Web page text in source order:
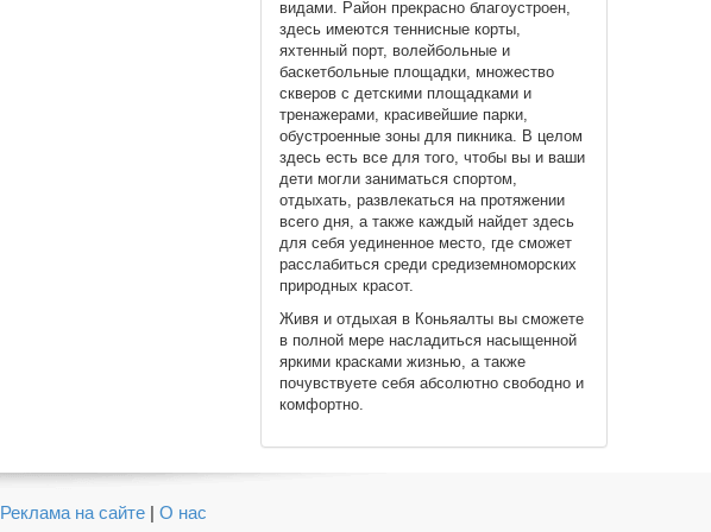
видами. Район прекрасно благоустроен,
здесь имеются теннисные корты,
яхтенный порт, волейбольные и
баскетбольные площадки, множество
скверов с детскими площадками и
тренажерами, красивейшие парки,
обустроенные зоны для пикника. В целом
здесь есть все для того, чтобы вы и ваши
дети могли заниматься спортом,
отдыхать, развлекаться на протяжении
всего дня, а также каждый найдет здесь
для себя уединенное место, где сможет
расслабиться среди средиземноморских
природных красот.
Живя и отдыхая в Коньяалты вы сможете
в полной мере насладиться насыщенной
яркими красками жизнью, а также
почувствуете себя абсолютно свободно и
комфортно.
Реклама на сайте | О нас